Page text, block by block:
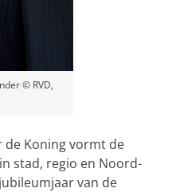
© RVD,
de Koning vormt de
stad, regio en Noord-
van de